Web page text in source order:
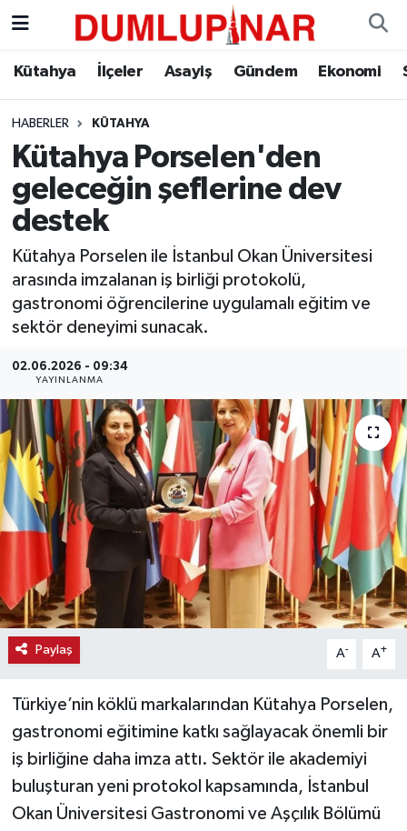
Kütahya İlçeler Asayiş Gündem Ekonomi
HABERLER KÜTAHYA
Kütahya Porselen'den
geleceğin şeflerine dev
destek
Kütahya Porselen ile İstanbul Okan Üniversitesi
arasında imzalanan iş birliği protokolü,
gastronomi öğrencilerine uygulamalı eğitim ve
sektör deneyimi sunacak.
02.06.2026 - 09:34
YAYINLANMA
Paylaş A- A+
Türkiye’nin köklü markalarından Kütahya Porselen,
gastronomi eğitimine katkı sağlayacak önemli bir
iş birliğine daha imza attı. Sektör ile akademiyi
buluşturan yeni protokol kapsamında, İstanbul
Okan Üniversitesi Gastronomi ve Aşçılık Bölümü
Asayiş
Diğer
Dünya
Eğitim
Ekonomi
Eleman
Haber
Haber İlanlar
Kültür-Sanat
Magazin
Resmi İlanlar
Seri İlan
Siyaset
Spor
Kütahya Hava Durumu
Kütahya Trafik Yoğunluk Haritası
Süper Lig Puan Durumu ve Fikstür
Tüm Manşetler
Son Dakika Haberleri
Haber Arşivi